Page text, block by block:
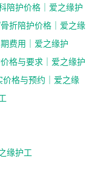
陪护价格｜爱之缘护
折陪护价格｜爱之缘
费用｜爱之缘护
格与要求｜爱之缘护
价格与预约｜爱之缘
缘护工